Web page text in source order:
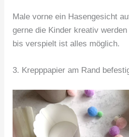
Male vorne ein Hasengesicht
gerne die Kinder kreativ
bis verspielt ist alles möglich.
3. Krepppapier am Rand